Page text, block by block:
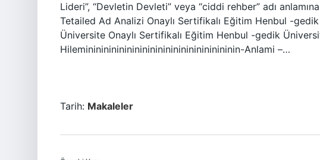
Lideri”, “Devletin Devleti” veya “ciddi rehber” adı
Tetailed Ad Analizi Onaylı Sertifikalı Eğitim Henbul -
Üniversite Onaylı Sertifikalı Eğitim Henbul -gedik
Hileminininininininininininininininininininin-Anlami –…
Tarih: Makaleler